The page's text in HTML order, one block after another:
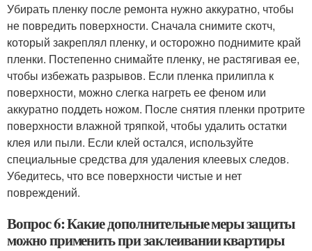
Убирать пленку после ремонта нужно аккуратно, чтобы
не повредить поверхности. Сначала снимите скотч,
который закреплял пленку, и осторожно поднимите край
пленки. Постепенно снимайте пленку, не растягивая ее,
чтобы избежать разрывов. Если пленка прилипла к
поверхности, можно слегка нагреть ее феном или
аккуратно поддеть ножом. После снятия пленки протрите
поверхности влажной тряпкой, чтобы удалить остатки
клея или пыли. Если клей остался, используйте
специальные средства для удаления клеевых следов.
Убедитесь, что все поверхности чистые и нет
повреждений.
Вопрос 6: Какие дополнительные меры защиты
можно применить при заклеивании квартиры